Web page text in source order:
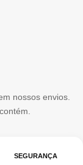
nossos envios.
SEGURANÇA